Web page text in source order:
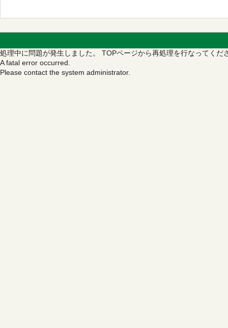
処理中に問題が発生しました。 TOPページから再処理を行なってくだ
A fatal error occurred.
Please contact the system administrator.